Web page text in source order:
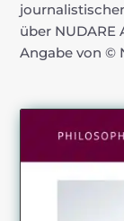
über NUDARE
Angabe von ©